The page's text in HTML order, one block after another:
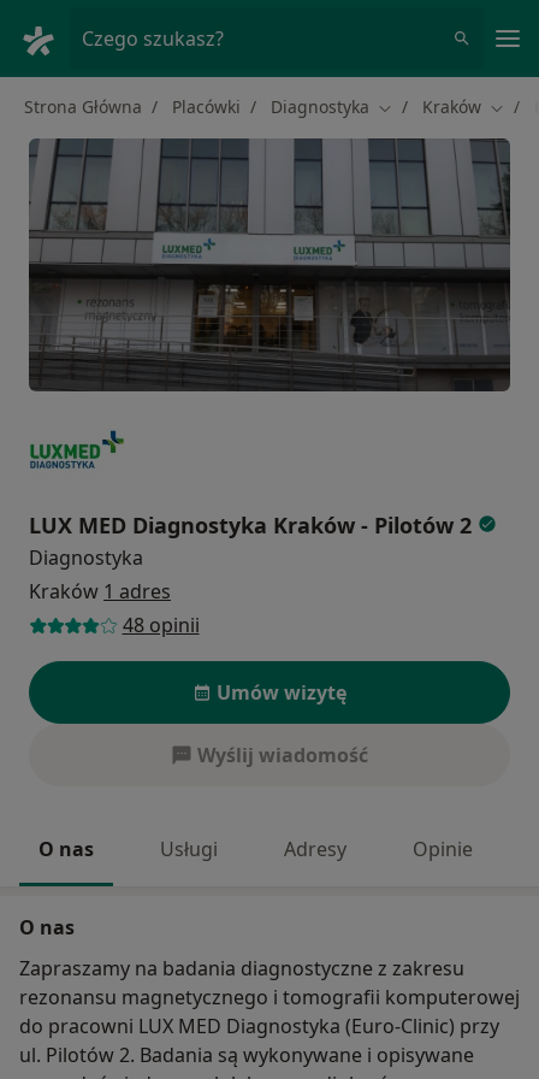
Czego szukasz?
Strona Główna Placówki Diagnostyka Zmień miasto
Kraków
LUX MED Diagnostyka Kraków - Pilotów 2
Diagnostyka
Kraków 1 adres
48 opinii
Umów wizytę
Wyślij wiadomość
O nas Usługi Adresy Opinie
O nas
Zapraszamy na badania diagnostyczne z zakresu
rezonansu magnetycznego i tomografii komputerowej
do pracowni LUX MED Diagnostyka (Euro-Clinic) przy
ul. Pilotów 2. Badania są wykonywane i opisywane